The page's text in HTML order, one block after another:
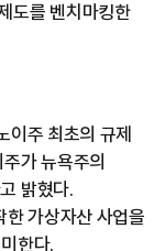
도를 벤치마킹한
주 최초의 규제
가 뉴욕주의
밝혔다.
가상자산 사업을
한다.